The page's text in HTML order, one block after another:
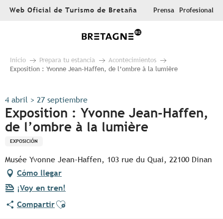
AllerWeb Oficial de Turismo de Bretaña Prensa Profesional
Inicio Prepara tu estancia
Acontecimientos
Exposition : Yvonne Jean-Haffen, de l’ombre à la lumière
4 abril > 27 septiembre
Exposition : Yvonne Jean-Haffen,
de l’ombre à la lumière
EXPOSICIÓN
Musée Yvonne Jean-Haffen, 103 rue du Quai, 22100 Dinan
Cómo llegar
¡Voy en tren!
CompartirAjouter aux favoris